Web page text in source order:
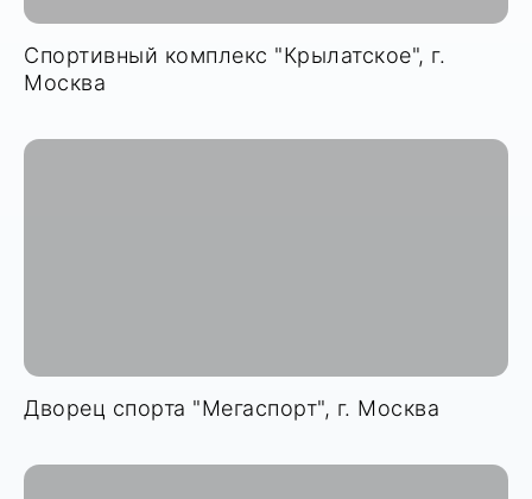
Спортивный комплекс "Крылатское", г.
Москва
Дворец спорта "Мегаспорт", г. Москва